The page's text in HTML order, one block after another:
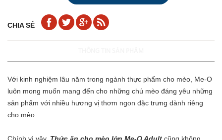
CHIA SẺ
Với kinh nghiệm lâu năm trong ngành thực phẩm cho mèo, Me-O
luôn mong muốn mang đến cho những chú mèo đáng yêu những
sản phẩm với nhiều hương vị thơm ngon đặc trưng dành riêng
cho mèo. .